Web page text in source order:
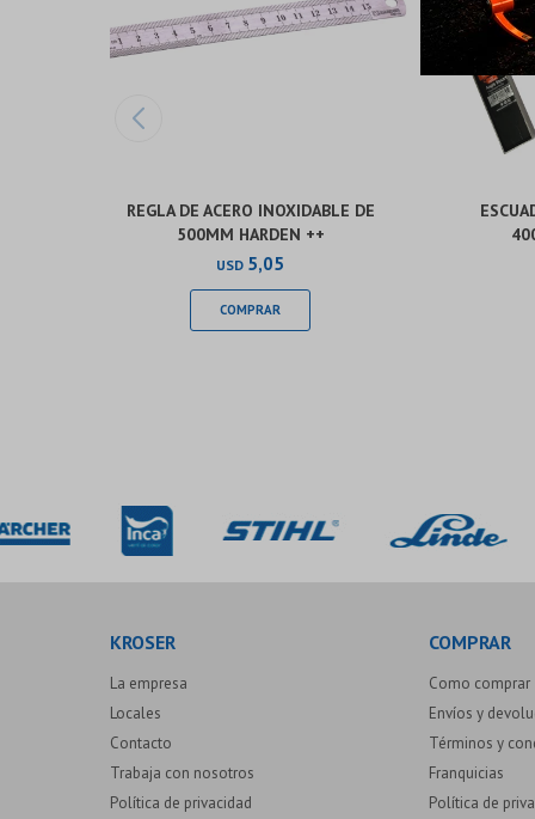
REGLA DE ACERO INOXIDABLE DE
500MM HARDEN ++
USD 5,05
KROSER
La empresa
Locales
Contacto
Trabaja con nosotros
Política de privacidad
COMPRAR
Como comprar
Envíos y
Términos y
Franquicias
Política de